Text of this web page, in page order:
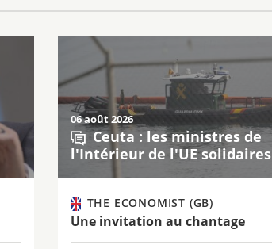
06 août 2026
Ceuta : les ministres de
l'Intérieur de l'UE solidaires
THE ECONOMIST (GB)
Une invitation au chantage